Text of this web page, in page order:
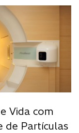
Vida com
de Partículas